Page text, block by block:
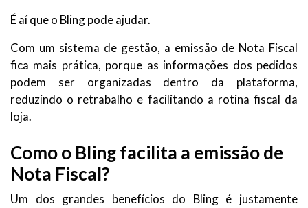
É aí que o Bling pode ajudar.
Com um sistema de gestão, a emissão de Nota Fiscal
fica mais prática, porque as informações dos pedidos
podem ser organizadas dentro da plataforma,
reduzindo o retrabalho e facilitando a rotina fiscal da
loja.
Como o Bling facilita a emissão de
Nota Fiscal?
Um dos grandes benefícios do Bling é justamente